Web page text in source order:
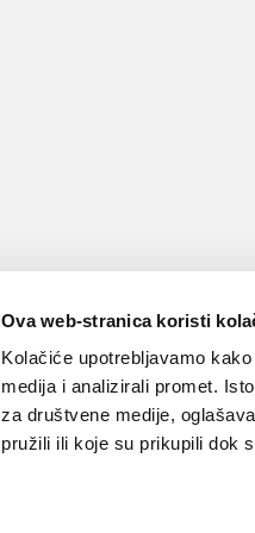
Ova web-stranica koristi
Kolačiće upotrebljavamo
medija i analizirali promet.
za društvene medije,
pružili ili koje su prikupili dok